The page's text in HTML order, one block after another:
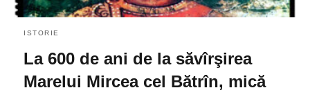
ISTORIE
La 600 de ani de la săvîrşirea
Marelui Mircea cel Bătrîn, mică